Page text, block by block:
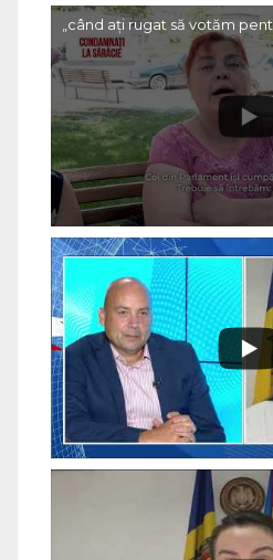
„când ați rugat să votăm